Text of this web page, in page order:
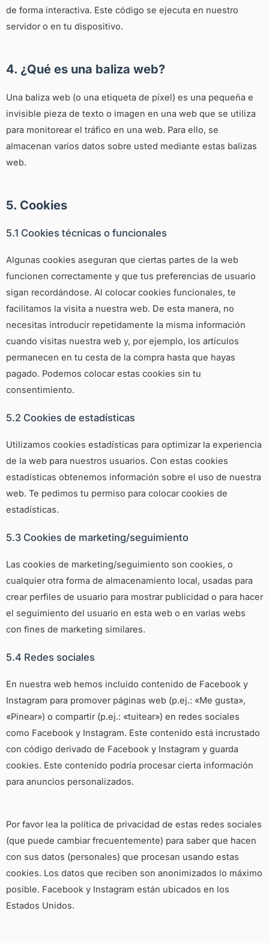
de forma interactiva. Este código se ejecuta en nuestro
servidor o en tu dispositivo.
4. ¿Qué es una baliza web?
Una baliza web (o una etiqueta de píxel) es una pequeña e
invisible pieza de texto o imagen en una web que se utiliza
para monitorear el tráfico en una web. Para ello, se
almacenan varios datos sobre usted mediante estas balizas
web.
5. Cookies
5.1 Cookies técnicas o funcionales
Algunas cookies aseguran que ciertas partes de la web
funcionen correctamente y que tus preferencias de usuario
sigan recordándose. Al colocar cookies funcionales, te
facilitamos la visita a nuestra web. De esta manera, no
necesitas introducir repetidamente la misma información
cuando visitas nuestra web y, por ejemplo, los artículos
permanecen en tu cesta de la compra hasta que hayas
pagado. Podemos colocar estas cookies sin tu
consentimiento.
5.2 Cookies de estadísticas
Utilizamos cookies estadísticas para optimizar la experiencia
de la web para nuestros usuarios. Con estas cookies
estadísticas obtenemos información sobre el uso de nuestra
web. Te pedimos tu permiso para colocar cookies de
estadísticas.
5.3 Cookies de marketing/seguimiento
Las cookies de marketing/seguimiento son cookies, o
cualquier otra forma de almacenamiento local, usadas para
crear perfiles de usuario para mostrar publicidad o para hacer
el seguimiento del usuario en esta web o en varias webs
con fines de marketing similares.
5.4 Redes sociales
En nuestra web hemos incluido contenido de Facebook y
Instagram para promover páginas web (p.ej.: «Me gusta»,
«Pinear») o compartir (p.ej.: «tuitear») en redes sociales
como Facebook y Instagram. Este contenido está incrustado
con código derivado de Facebook y Instagram y guarda
cookies. Este contenido podría procesar cierta información
para anuncios personalizados.
Por favor lea la política de privacidad de estas redes sociales
(que puede cambiar frecuentemente) para saber que hacen
con sus datos (personales) que procesan usando estas
cookies. Los datos que reciben son anonimizados lo máximo
posible. Facebook y Instagram están ubicados en los
Estados Unidos.